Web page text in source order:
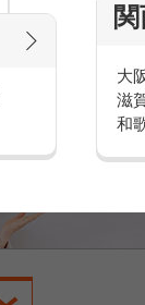
関
大
滋
和